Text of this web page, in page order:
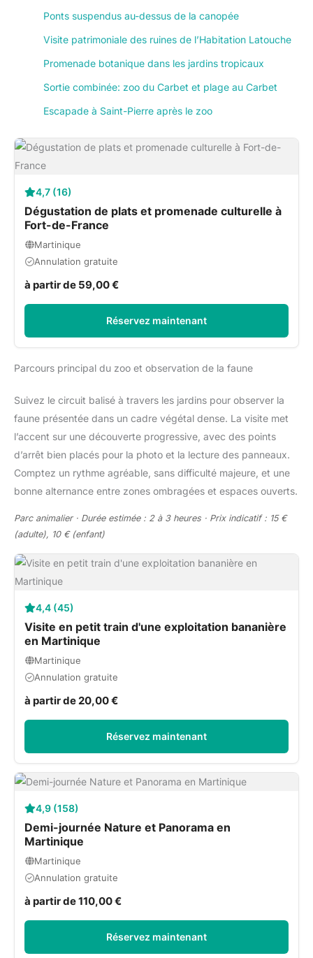
Ponts suspendus au-dessus de la canopée
Visite patrimoniale des ruines de l’Habitation Latouche
Promenade botanique dans les jardins tropicaux
Sortie combinée: zoo du Carbet et plage au Carbet
Escapade à Saint-Pierre après le zoo
4,7 (16)
Dégustation de plats et promenade culturelle à
Fort-de-France
Martinique
Annulation gratuite
à partir de 59,00 €
Réservez maintenant
Parcours principal du zoo et observation de la faune
Suivez le circuit balisé à travers les jardins pour observer la
faune présentée dans un cadre végétal dense. La visite met
l’accent sur une découverte progressive, avec des points
d’arrêt bien placés pour la photo et la lecture des panneaux.
Comptez un rythme agréable, sans difficulté majeure, et une
bonne alternance entre zones ombragées et espaces ouverts.
Parc animalier · Durée estimée : 2 à 3 heures · Prix indicatif : 15 €
(adulte), 10 € (enfant)
4,4 (45)
Visite en petit train d'une exploitation bananière
en Martinique
Martinique
Annulation gratuite
à partir de 20,00 €
Réservez maintenant
4,9 (158)
Demi-journée Nature et Panorama en
Martinique
Martinique
Annulation gratuite
à partir de 110,00 €
Réservez maintenant